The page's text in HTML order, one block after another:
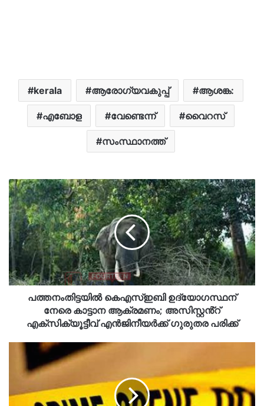
kerala ആരോഗ്യവകുപ്പ് ആശങ്ക:
എബോള വേണ്ടെന്ന് വൈറസ്
സംസ്ഥാനത്ത്
പത്തനംതിട്ടയിൽ കെഎസ്ഇബി ഉദ്യോഗസ്ഥന്
നേരെ കാട്ടാന ആക്രമണം; അസിസ്റ്റൻ്റ്
എക്സിക്യൂട്ടീവ് എൻജിനീയർക്ക് ഗുരുതര പരിക്ക്